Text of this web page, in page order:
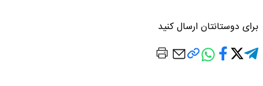
برای دوستانتان ارسال کنید